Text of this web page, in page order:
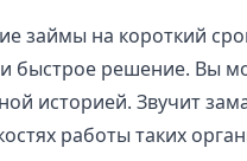
на короткий
быстрое решение. Вы
историей. Звучит
работы таких